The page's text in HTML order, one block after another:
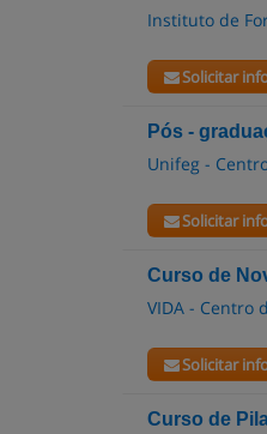
Instituto de
Solicitar
Pós -
Unifeg -
Solicitar
Curso de
VIDA - Centro
Solicitar
Curso de